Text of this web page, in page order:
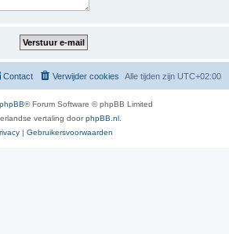
Alle tijden zijn UTC+02:00
Verwijder cookies
Contact
phpBB® Forum Software © phpBB Limited
vertaling doorphpBB.nl
| Gebruikersvoorwaarden